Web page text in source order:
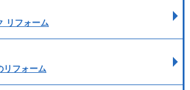
リフォーム
リフォーム